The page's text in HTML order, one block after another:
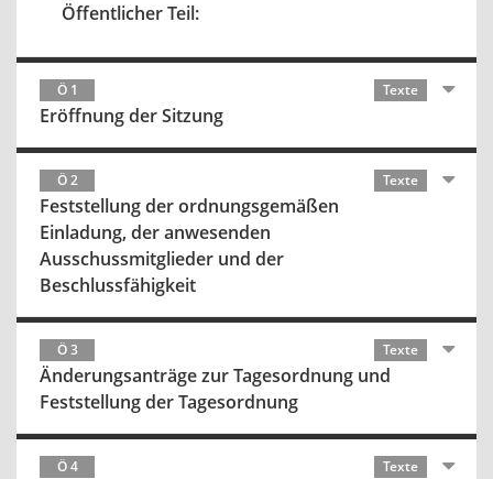
Öffentlicher Teil:
Ö 1 Texte
Eröffnung der Sitzung
Ö 2 Texte
Feststellung der ordnungsgemäßen
Einladung, der anwesenden
Ausschussmitglieder und der
Beschlussfähigkeit
Ö 3 Texte
Änderungsanträge zur Tagesordnung und
Feststellung der Tagesordnung
Ö 4 Texte